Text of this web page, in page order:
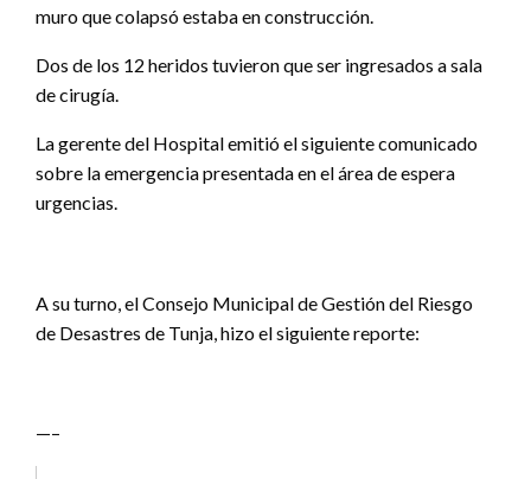
muro que colapsó estaba en construcción.
Dos de los 12 heridos tuvieron que ser ingresados a sala
de cirugía.
La gerente del Hospital emitió el siguiente comunicado
sobre la emergencia presentada en el área de espera
urgencias.
A su turno, el Consejo Municipal de Gestión del Riesgo
de Desastres de Tunja, hizo el siguiente reporte:
—–